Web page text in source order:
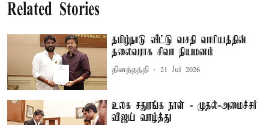
Related Stories
தமிழ்நாடு வீட்டு வசதி வாரியத்தின்
தலைவராக சிவா நியமனம்
தினத்தந்தி 21 Jul 2026
உலக சதுரங்க நாள் - முதல்-அமைச்சர்
விஜய் வாழ்த்து